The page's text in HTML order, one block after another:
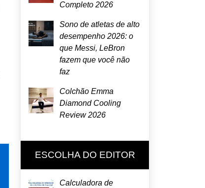
Completo 2026
Sono de atletas de alto
desempenho 2026: o
que Messi, LeBron
fazem que você não
faz
Colchão Emma
Diamond Cooling
Review 2026
ESCOLHA DO EDITOR
Calculadora de